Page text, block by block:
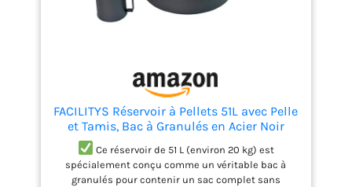
FACILITYS Réservoir à Pellets 51L avec Pelle
et Tamis, Bac à Granulés en Acier Noir
Design, Coffre à Pellets pour Poêle à
Granulé, Seau à Pellets avec Filtration Anti
Poussière
Ce réservoir de 51 L (environ 20 kg) est
spécialement conçu comme un véritable bac à
granulés pour contenir un sac complet sans